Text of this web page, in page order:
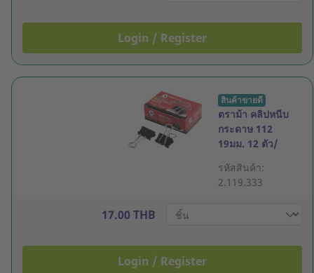
Login / Register
สินค้าขายดี
ตราม้า คลิปหนีบ
กระดาษ 112
19มม. 12 ตัว/
รหัสสินค้า:
2.119.333
17.00 THB
Login / Register